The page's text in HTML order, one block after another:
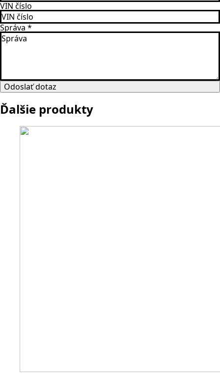
VIN číslo
Správa *
Odoslať dotaz
Ďalšie produkty